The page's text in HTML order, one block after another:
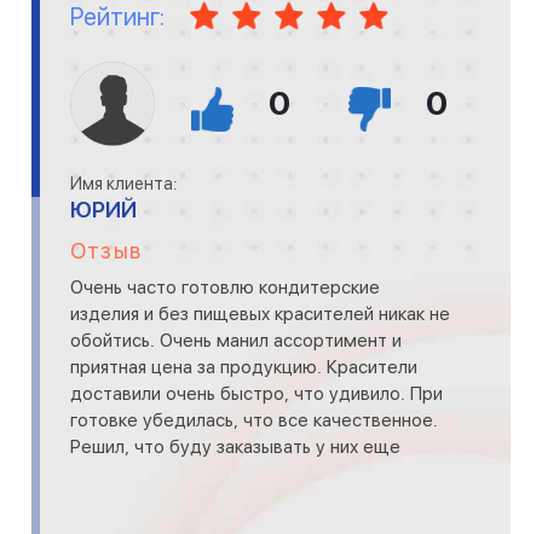
Рейтинг:
0 0
Имя клиента:
ЮРИЙ
Отзыв
Очень часто готовлю кондитерские
изделия и без пищевых красителей никак не
обойтись. Очень манил ассортимент и
приятная цена за продукцию. Красители
доставили очень быстро, что удивило. При
готовке убедилась, что все качественное.
Решил, что буду заказывать у них еще